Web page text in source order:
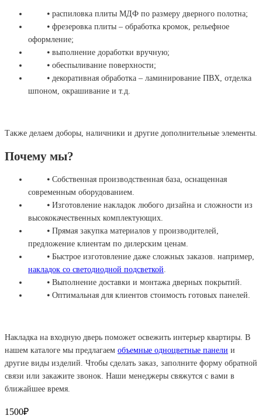
⦁ распиловка плиты МДФ по размеру дверного полотна;
⦁ фрезеровка плиты – обработка кромок, рельефное
оформление;
⦁ выполнение доработки вручную;
⦁ обеспыливание поверхности;
⦁ декоративная обработка – ламинирование ПВХ, отделка
шпоном, окрашивание и т.д.
Также делаем доборы, наличники и другие дополнительные элементы.
Почему мы?
⦁ Собственная производственная база, оснащенная
современным оборудованием.
⦁ Изготовление накладок любого дизайна и сложности из
высококачественных комплектующих.
⦁ Прямая закупка материалов у производителей,
предложение клиентам по дилерским ценам.
⦁ Быстрое изготовление даже сложных заказов. например,
накладок со светодиодной подсветкой
⦁ Выполнение доставки и монтажа дверных покрытий.
⦁ Оптимальная для клиентов стоимость готовых панелей.
Накладка на входную дверь поможет освежить интерьер квартиры. В
нашем каталоге мы предлагаем объемные одноцветные панели и
другие виды изделий. Чтобы сделать заказ, заполните форму обратной
связи или закажите звонок. Наши менеджеры свяжутся с вами в
ближайшее время.
1500₽